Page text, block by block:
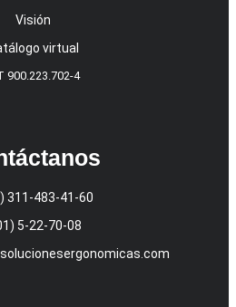
Visión
virtual
900.223.702-4
311-483-41-60
5-22-70-08